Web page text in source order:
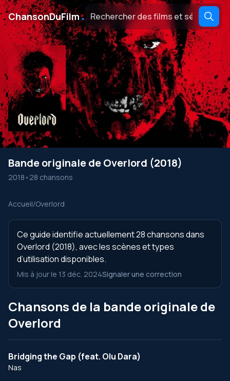
ChansonDuFilm․
Bande originale de Overlord (2018)
2018 • 28 chansons
Accueil/Overlord
Ce guide identifie actuellement 28 chansons dans
Overlord (2018), avec les scènes et types
d’utilisation disponibles.
Mis à jour le 13 déc. 2024Signaler une correction
Chansons de la bande originale de
Overlord
Bridging the Gap (feat. Olu Dara)
Nas